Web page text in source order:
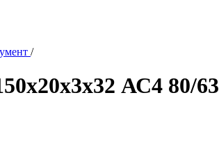
/
АС4 80/63